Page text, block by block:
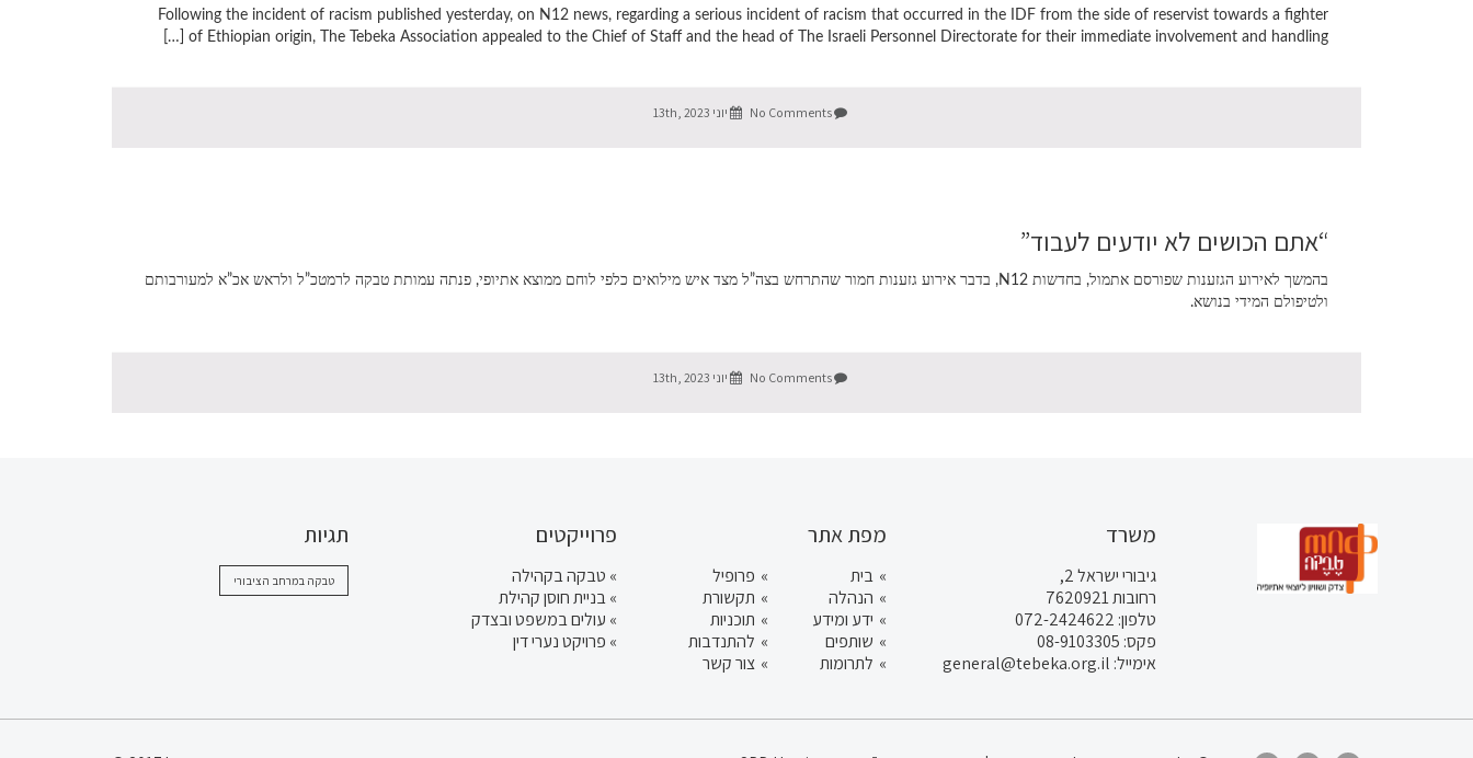
Following the incident of racism published yesterday, on N12 news, regarding a serious incident of racism that occurred in the IDF from the side of reservist towards a fighter
of Ethiopian origin, The Tebeka Association appealed to the Chief of Staff and the head of The Israeli Personnel Directorate for their immediate involvement and handling […]
יוני 13th, 2023
“אתם הכושים לא יודעים לעבוד”
בהמשך לאירוע הגזענות שפורסם אתמול, בחדשות N12, בדבר אירוע גזענות חמור שהתרחש בצה”ל מצד איש מילואים כלפי לוחם ממוצא אתיופי, פנתה עמותת טבקה לרמטכ”ל ולראש אכ”א למעורבותם
ולטיפולם המידי בנושא.
יוני 13th, 2023
משרד
גיבורי ישראל 2,
רחובות 7620921
טלפון: 072-2424622
פקס: 08-9103305
אימייל: general@tebeka.org.il
מפת אתר
בית
פרופיל
הנהלה
תקשורת
ידע ומידע
תוכניות
שותפים
להתנדבות
לתרומות
צור קשר
פרוייקטים
» טבקה בקהילה
»בניית חוסן קהילת
» עולים במשפט ובצדק
» פרויקט נערי דין
תגיות
טבקה במרחב הציבורי